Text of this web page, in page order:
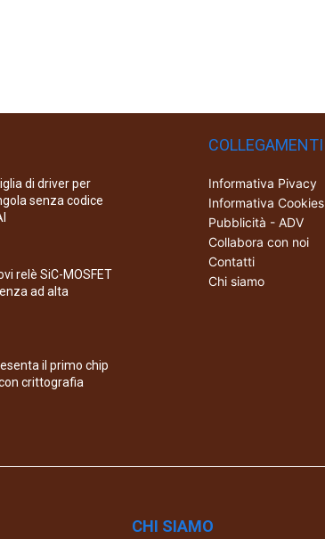
di driver per
senza codice
relè SiC-MOSFET
ad alta
il primo chip
crittografia
COLLEGAMENTI
Informativa Pivacy
Informativa Cookies
Pubblicità - ADV
Collabora con noi
Contatti
Chi siamo
CHI SIAMO